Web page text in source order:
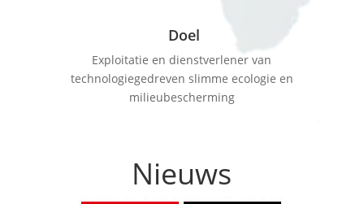
Doel
Exploitatie en dienstverlener van
technologiegedreven slimme ecologie en
milieubescherming
Nieuws